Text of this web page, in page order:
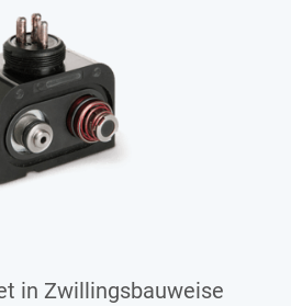
in Zwillingsbauweise